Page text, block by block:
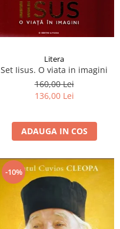
Litera
Set Iisus. O viata in imagini
160,00 Lei
136,00 Lei
ADAUGA IN COS
-10%